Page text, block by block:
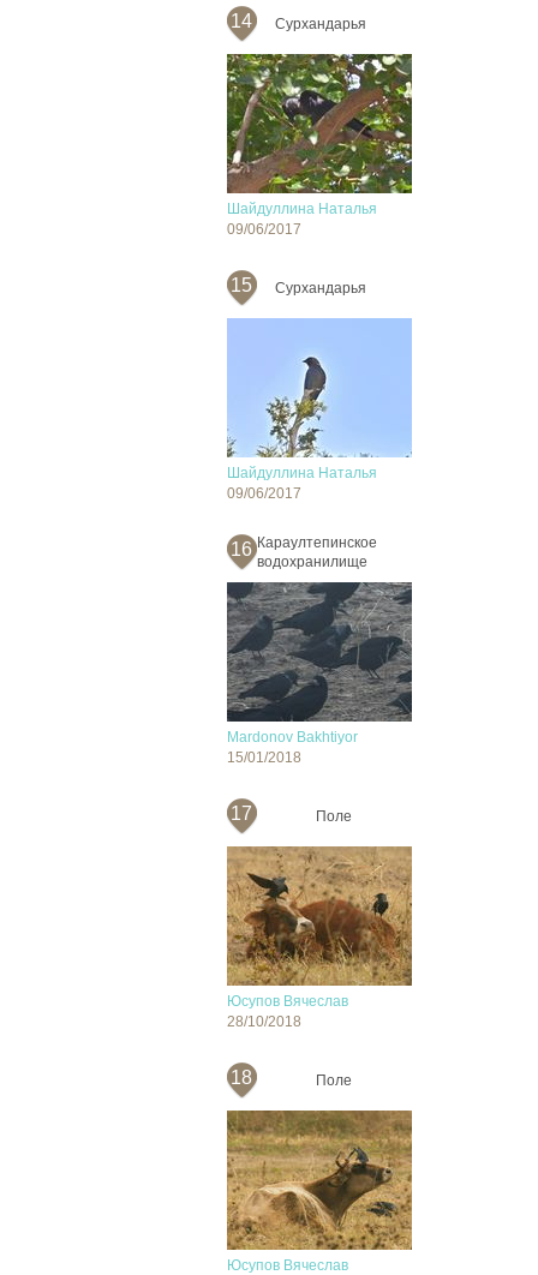
14 Сурхандарья
Шайдуллина Наталья
09/06/2017
15 Сурхандарья
Шайдуллина Наталья
09/06/2017
16 Караултепинское
водохранилище
Mardonov Bakhtiyor
15/01/2018
17 Поле
Юсупов Вячеслав
28/10/2018
18 Поле
Юсупов Вячеслав